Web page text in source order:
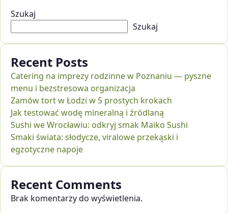
Szukaj
Szukaj
Recent Posts
Catering na imprezy rodzinne w Poznaniu — pyszne
menu i bezstresowa organizacja
Zamów tort w Łodzi w 5 prostych krokach
Jak testować wodę mineralną i źródlaną
Sushi we Wrocławiu: odkryj smak Maiko Sushi
Smaki świata: słodycze, viralowe przekąski i
egzotyczne napoje
Recent Comments
Brak komentarzy do wyświetlenia.